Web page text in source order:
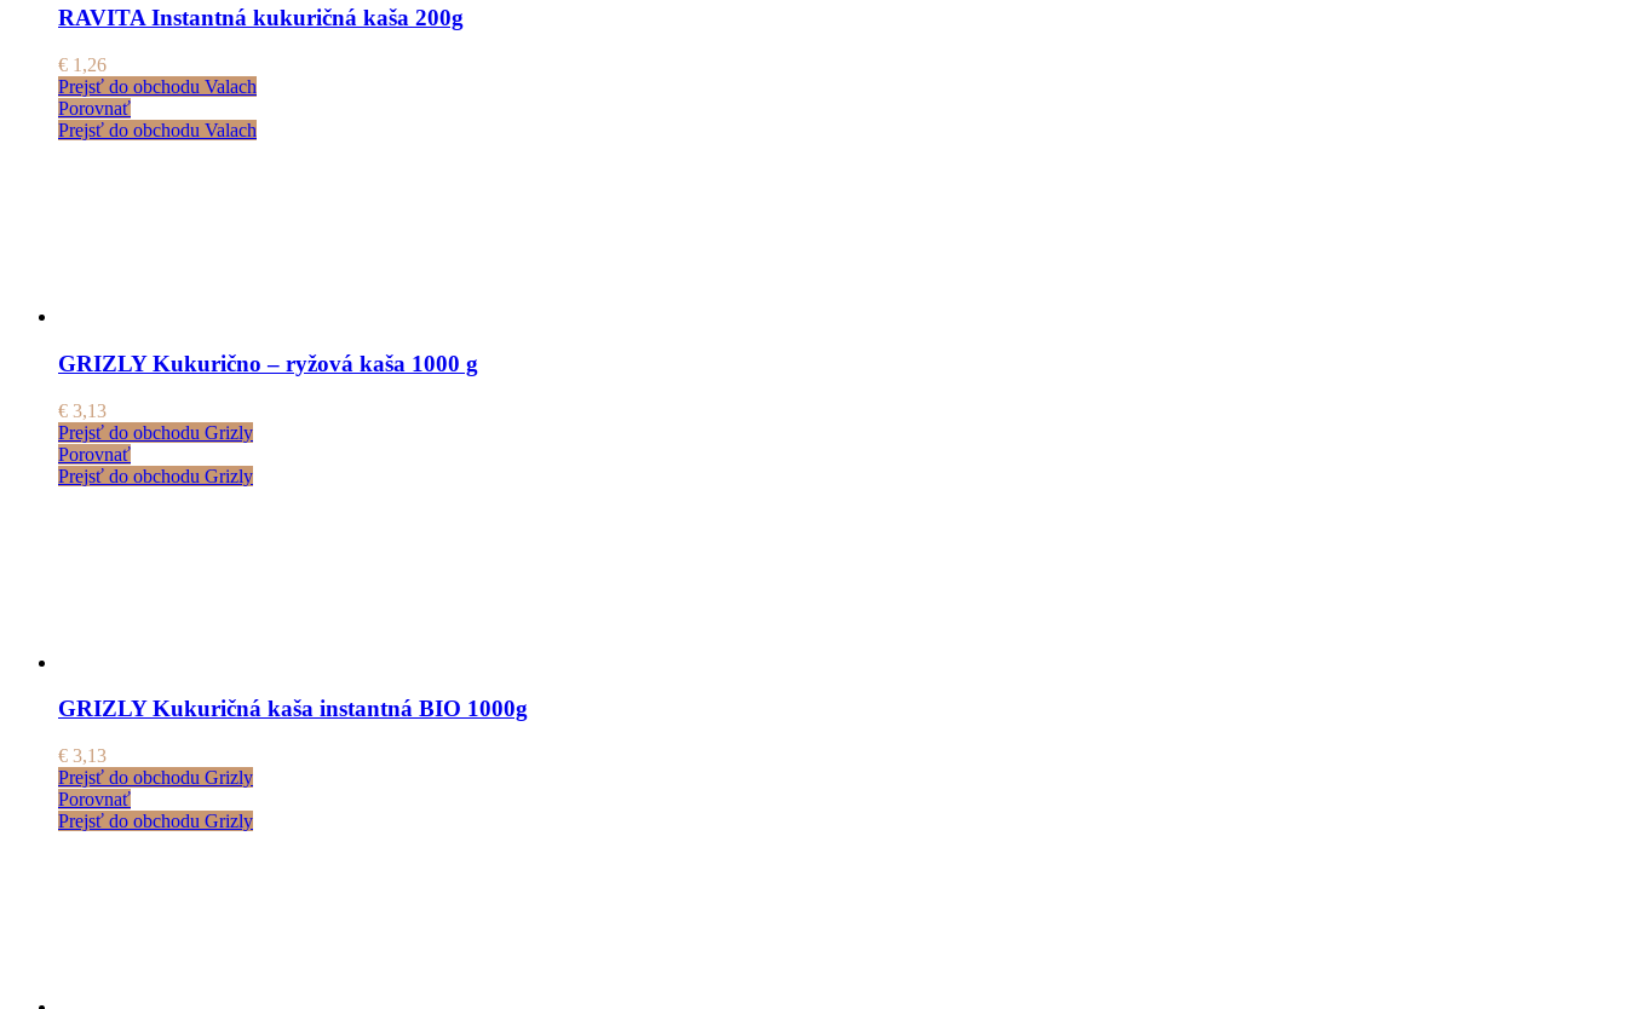
RAVITA Instantná kukuričná kaša 200g
€ 1,26
Prejsť do obchodu Valach
Porovnať
Prejsť do obchodu Valach
GRIZLY Kukurično – ryžová kaša 1000 g
€ 3,13
Prejsť do obchodu Grizly
Porovnať
Prejsť do obchodu Grizly
GRIZLY Kukuričná kaša instantná BIO 1000g
€ 3,13
Prejsť do obchodu Grizly
Porovnať
Prejsť do obchodu Grizly